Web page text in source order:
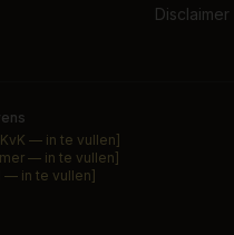
Disclaimer
— in te vullen]
— in te vullen]
— in te vullen]